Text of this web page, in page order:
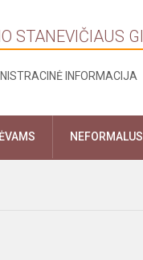
STANEVIČIAUS
INFORMACIJA